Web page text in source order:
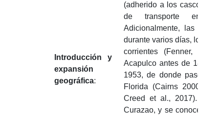
Introducción y
expansión
geográfica:
(adherido a los cascos)
de transporte entre
Adicionalmente, las
durante varios días, lo que
corrientes (Fenner,
Acapulco antes de 1866,
1953, de donde pasó al
Florida (Cairns 2000;
Creed et al., 2017). Se
Curazao, y se conocen